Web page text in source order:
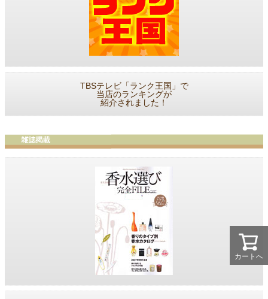
カートへ
TBSテレビ「ランク王国」で
当店のランキングが
紹介されました！